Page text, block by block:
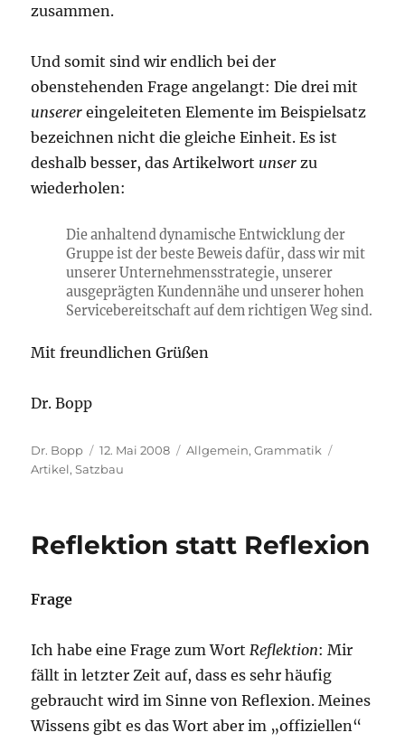
zusammen.
Und somit sind wir endlich bei der
obenstehenden Frage angelangt: Die drei mit
unserer eingeleiteten Elemente im Beispielsatz
bezeichnen nicht die gleiche Einheit. Es ist
deshalb besser, das Artikelwort unser zu
wiederholen:
Die anhaltend dynamische Entwicklung der
Gruppe ist der beste Beweis dafür, dass wir mit
unserer Unternehmensstrategie, unserer
ausgeprägten Kundennähe und unserer hohen
Servicebereitschaft auf dem richtigen Weg sind.
Mit freundlichen Grüßen
Dr. Bopp
Autor
Dr. Bopp
Veröffentlicht
am
12. Mai 2008 Kategorien
Allgemein,Grammatik
Artikel,Satzbau
Reflektion statt Reflexion
Frage
Ich habe eine Frage zum Wort Reflektion: Mir
fällt in letzter Zeit auf, dass es sehr häufig
gebraucht wird im Sinne von Reflexion. Meines
Wissens gibt es das Wort aber im „offiziellen“